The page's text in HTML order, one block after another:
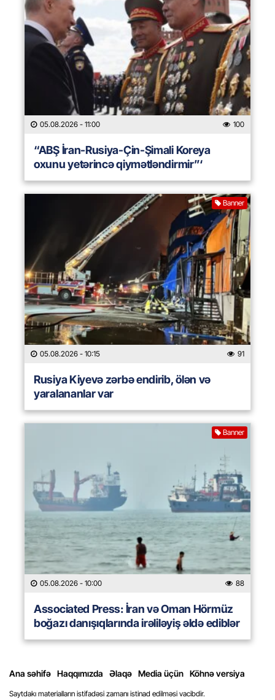
05.08.2026 - 11:00 100
“ABŞ İran-Rusiya-Çin-Şimali Koreya
oxunu yetərincə qiymətləndirmir”‘
Banner
05.08.2026 - 10:15 91
Rusiya Kiyevə zərbə endirib, ölən və
yaralananlar var
Banner
05.08.2026 - 10:00 88
Associated Press: İran və Oman Hörmüz
boğazı danışıqlarında irəliləyiş əldə ediblər
Ana səhifə Haqqımızda Əlaqə Media üçün Köhnə versiya
Saytdakı materialların istifadəsi zamanı istinad edilməsi vacibdir.